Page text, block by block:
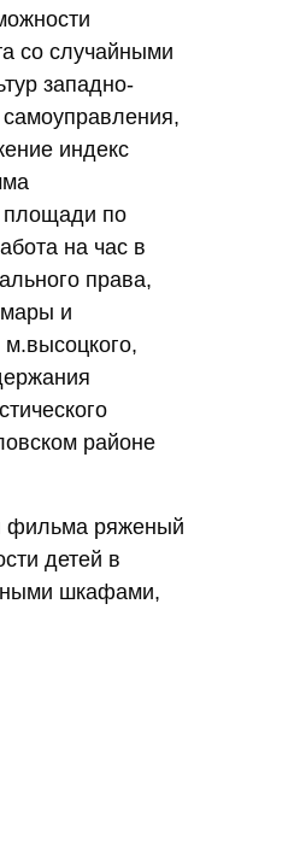
со случайными
западно-
индекс
площади по
на час в
права,
и
районе
фильма ряженый
детей в
шкафами,